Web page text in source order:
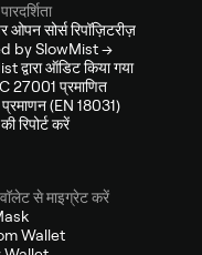
ओपन सोर्स रिपॉज़िटरीज़
by SlowMist →
द्वारा ऑडिट किया गया
27001 प्रमाणित
(EN 18031)
रिपोर्ट करें
से माइग्रेट करें
Wallet